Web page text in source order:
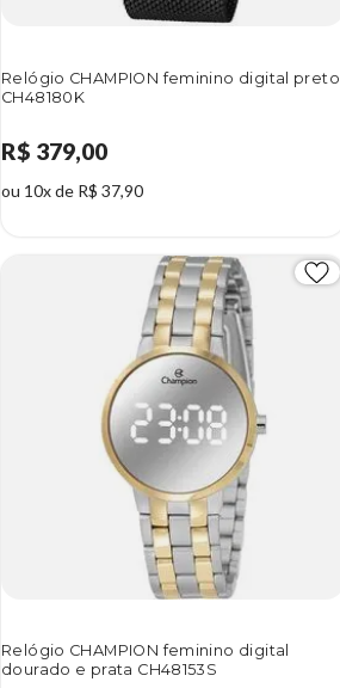
Relógio CHAMPION feminino digital preto
CH48180K
R$ 379,00
ou 10x de R$ 37,90
Relógio CHAMPION feminino digital
dourado e prata CH48153S